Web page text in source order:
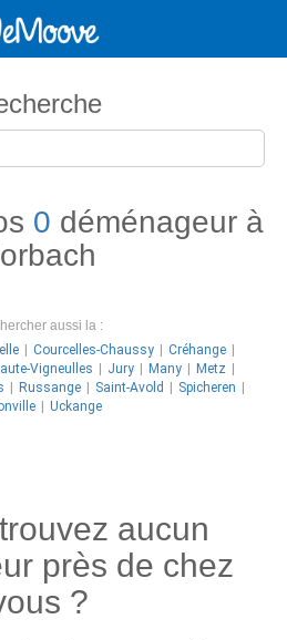
0 déménageur à
aussi la :
Courcelles-Chaussy
Créhange
Vigneulles Jury Many
Metz
Russange Saint-Avold
Spicheren
Uckange
aucun
près de chez
?